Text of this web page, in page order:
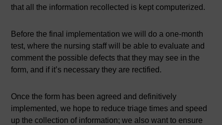
that all the information recollected is kept computerized.
Before the final implementation we will do a one-month
test, where the nursing staff will be able to evaluate and
comment the possible defects that they may see in the
form, and if it’s necessary they are rectified.
Once the form has been agreed and definitively
implemented, we hope to reduce triage times and speed
up the collection of information; we also want to ensure